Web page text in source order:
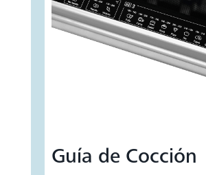
Guía de Cocción